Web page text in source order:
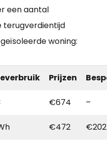
een aantal
terugverdientijd
woning:
Prijzen
€674 –
€472 €202